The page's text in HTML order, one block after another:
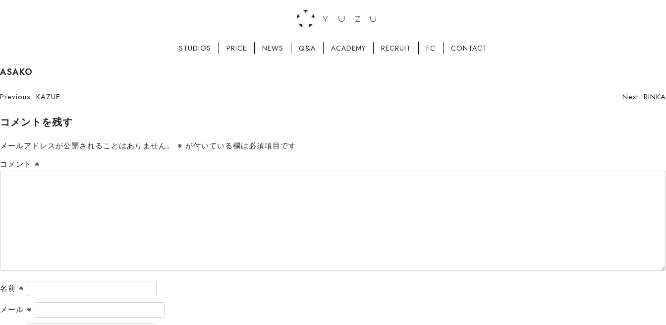
S
i
c
n
STUDIOS PRICE NEWS Q&A ACADEMY RECRUIT FC CONTACT
ASAKO
投
稿
ビ
ゲ
Previous: KAZUE Next: RINKA
コメントを残す
メールアドレスが公開されることはありません。 ※ が付いている欄は必須項目です
コメント ※
名前 ※
メール ※